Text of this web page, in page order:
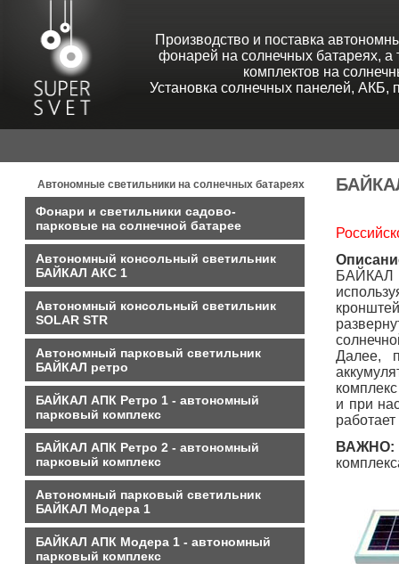
Производство и поставка
фонарей на солнечных батареях,
комплектов на
Установка солнечных панелей, АКБ,
Автономные светильники на солнечных батареях
Фонари и светильники садово-
парковые на солнечной батарее
Автономный консольный светильник
БАЙКАЛ АКС 1
Автономный консольный светильник
SOLAR STR
Автономный парковый светильник
БАЙКАЛ ретро
БАЙКАЛ АПК Ретро 1 - автономный
парковый комплекс
БАЙКАЛ АПК Ретро 2 - автономный
парковый комплекс
Автономный парковый светильник
БАЙКАЛ Модера 1
БАЙКАЛ АПК Модера 1 - автономный
парковый комплекс
БАЙКАЛ
Далее,
и при
ВАЖНО: